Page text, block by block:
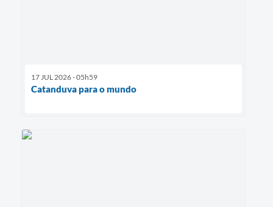
17 JUL 2026 - 05h59
Catanduva para o mundo